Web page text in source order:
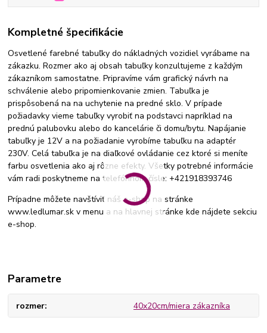
Kompletné špecifikácie
Osvetlené farebné tabuľky do nákladných vozidiel vyrábame na
zákazku. Rozmer ako aj obsah tabuľky konzultujeme z každým
zákazníkom samostatne. Pripravíme vám grafický návrh na
schválenie alebo pripomienkovanie zmien. Tabuľka je
prispôsobená na na uchytenie na predné sklo. V prípade
požiadavky vieme tabuľky vyrobiť na podstavci napríklad na
prednú palubovku alebo do kancelárie či domu/bytu. Napájanie
tabuľky je 12V a na požiadanie vyrobíme tabuľku na adaptér
230V. Celá tabuľka je na diaľkové ovládanie cez ktoré si meníte
farbu osvetlenia ako aj rôzne efekty. Všetky potrebné informácie
vám radi poskytneme na telefónnom čísle: +421918393746
Prípadne môžete navštíviť náš e-shop na stránke
www.ledlumar.sk v menu a na hlavnej stránke kde nájdete sekciu
e-shop.
Parametre
rozmer 40x20cm/miera zákazníka